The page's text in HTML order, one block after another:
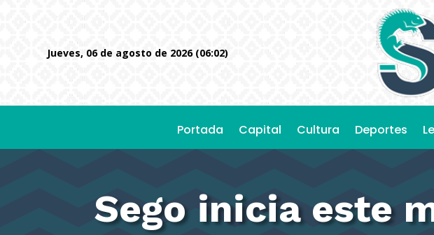
jueves, 06 de agosto de 2026 (06:02)
Portada Capital Cultura Deportes
Sego inicia este